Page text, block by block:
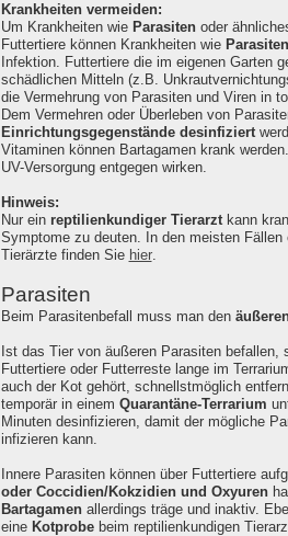
Krankheiten vermeiden:
Um Krankheiten wie Parasitenoder
Futtertiere können Krankheiten wie
Infektion. Futtertiere die im eigenen Garten
schädlichen Mitteln (z.B.
die Vermehrung von Parasiten und Viren in
Dem Vermehren oder Überleben von
Einrichtungsgegenstände desinfiziert
Vitaminen können Bartagamen krank
UV-Versorgung entgegen wirken.
Hinweis:
Nur ein reptilienkundiger Tierarztkann
Symptome zu deuten. In den meisten
Tierärzte finden Sie hier.
Parasiten
Beim Parasitenbefall muss man den
Ist das Tier von äußeren Parasiten
Futtertiere oder Futterreste lange im
auch der Kot gehört, schnellstmöglich
temporär in einem Quarantäne-Terrarium
Minuten desinfizieren, damit der mögliche
infizieren kann.
Innere Parasiten können über Futtertiere
oder Coccidien/Kokzidien und Oxyuren
Bartagamenallerdings träge und inaktiv.
eine Kotprobebeim reptilienkundigen